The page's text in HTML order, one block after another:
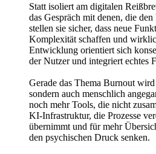
Statt isoliert am digitalen
das Gespräch mit denen, die
stellen sie sicher, dass neue
Komplexität schaffen und
Entwicklung orientiert sich
der Nutzer und integriert echtes
Gerade das Thema Burnout
sondern auch menschlich
noch mehr Tools, die nicht
KI-Infrastruktur, die Prozesse
übernimmt und für mehr
den psychischen Druck senken.